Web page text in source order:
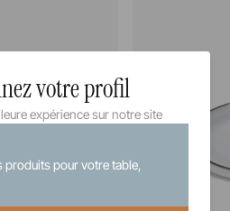
votre profil
expérience sur notre site
produits pour votre table,